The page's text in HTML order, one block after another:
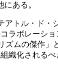
ある。
アトル・ド
ラボレーシ
ムの傑作」
織化される